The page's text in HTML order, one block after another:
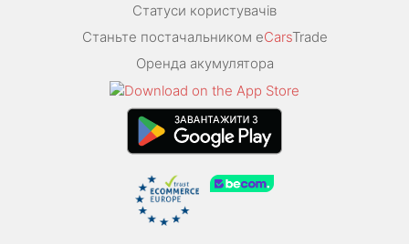
Статуси користувачів
Станьте постачальником eCarsTrade
Оренда акумулятора